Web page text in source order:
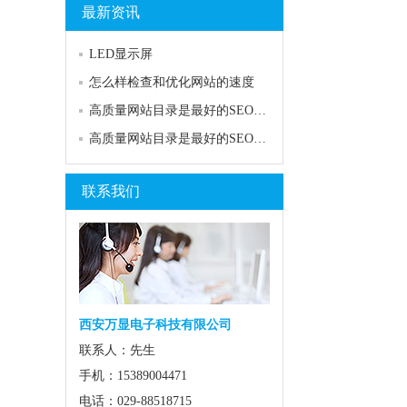
最新资讯
LED显示屏
怎么样检查和优化网站的速度
高质量网站目录是最好的SEO关键词排名工具
高质量网站目录是最好的SEO关键词排名工具
联系我们
西安万显电子科技有限公司
联系人：先生
手机：15389004471
电话：029-88518715